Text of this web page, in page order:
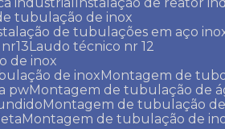
tubulação de inox
de tubulações em aço
Laudo técnico nr 12
de inox
de inox
Montagem de
pw
Montagem de tubulação de
Montagem de tubulação
Montagem de tubulação de